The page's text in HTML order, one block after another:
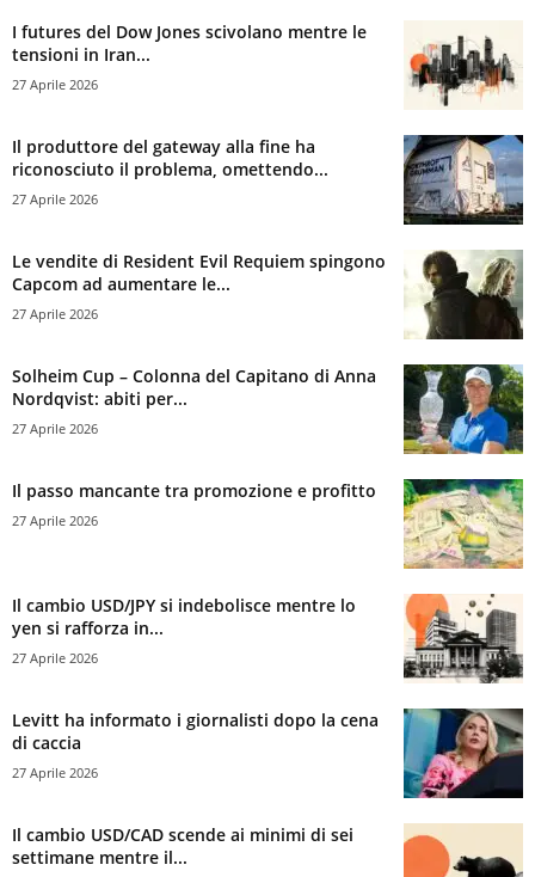
I futures del Dow Jones scivolano mentre le
tensioni in Iran...
27 Aprile 2026
Il produttore del gateway alla fine ha
riconosciuto il problema, omettendo...
27 Aprile 2026
Le vendite di Resident Evil Requiem spingono
Capcom ad aumentare le...
27 Aprile 2026
Solheim Cup – Colonna del Capitano di Anna
Nordqvist: abiti per...
27 Aprile 2026
Il passo mancante tra promozione e profitto
27 Aprile 2026
Il cambio USD/JPY si indebolisce mentre lo
yen si rafforza in...
27 Aprile 2026
Levitt ha informato i giornalisti dopo la cena
di caccia
27 Aprile 2026
Il cambio USD/CAD scende ai minimi di sei
settimane mentre il...